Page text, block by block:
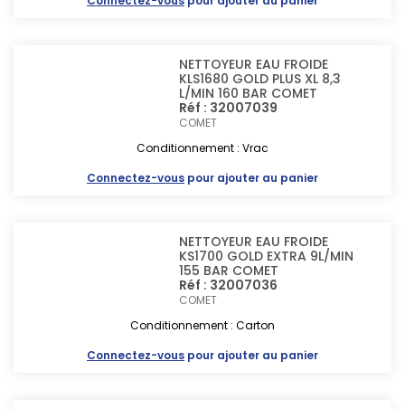
NETTOYEUR EAU FROIDE
KLS1680 GOLD PLUS XL 8,3
L/MIN 160 BAR COMET
Réf : 32007039
COMET
Conditionnement : Vrac
Connectez-vous pour ajouter au panier
NETTOYEUR EAU FROIDE
KS1700 GOLD EXTRA 9L/MIN
155 BAR COMET
Réf : 32007036
COMET
Conditionnement : Carton
Connectez-vous pour ajouter au panier